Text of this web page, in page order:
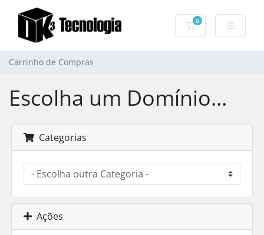
0
Carrinho de
Carrinho de Compras
Escolha um Domínio...
Categorias
Ações